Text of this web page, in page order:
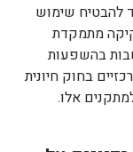
להבטיח שימוש
מתמקדת
בהשפעות
בחוק חיונית
אלו.